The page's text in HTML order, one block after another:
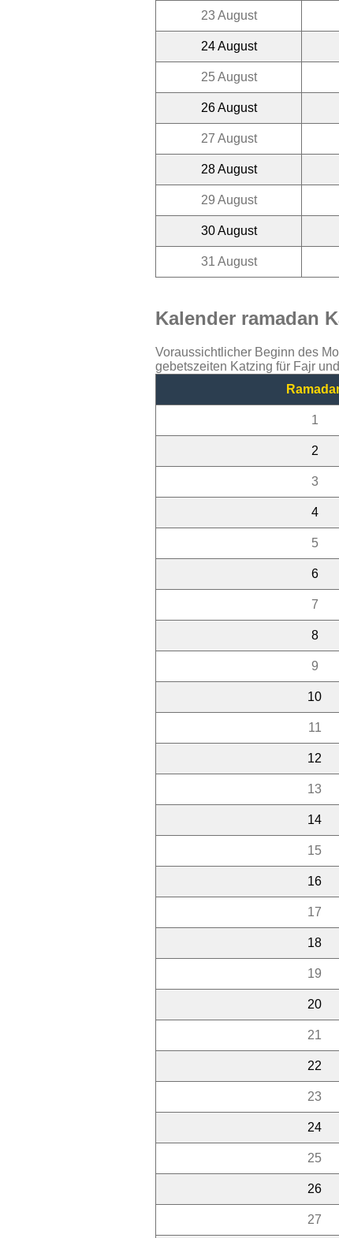
23 August
24 August
25 August
26 August
27 August
28 August
29 August
30 August
31 August
Kalender ramadan
Voraussichtlicher Beginn des
gebetszeiten Katzing für Fajr
1
2
3
4
5
6
7
8
9
10
11
12
13
14
15
16
17
18
19
20
21
22
23
24
25
26
27